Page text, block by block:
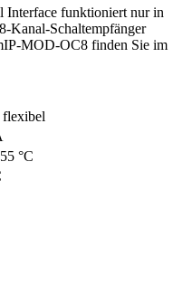
Interface funktioniert nur in
Kanal-Schaltempfänger
MOD-OC8 finden Sie im
flexibel
°C